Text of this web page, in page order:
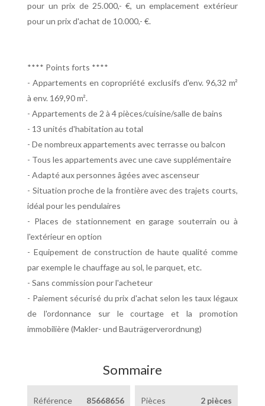
pour un prix de 25.000,- €, un emplacement extérieur
pour un prix d'achat de 10.000,- €.
**** Points forts ****
- Appartements en copropriété exclusifs d'env. 96,32 m²
à env. 169,90 m².
- Appartements de 2 à 4 pièces/cuisine/salle de bains
- 13 unités d'habitation au total
- De nombreux appartements avec terrasse ou balcon
- Tous les appartements avec une cave supplémentaire
- Adapté aux personnes âgées avec ascenseur
- Situation proche de la frontière avec des trajets courts,
idéal pour les pendulaires
- Places de stationnement en garage souterrain ou à
l'extérieur en option
- Equipement de construction de haute qualité comme
par exemple le chauffage au sol, le parquet, etc.
- Sans commission pour l'acheteur
- Paiement sécurisé du prix d'achat selon les taux légaux
de l'ordonnance sur le courtage et la promotion
immobilière (Makler- und Bauträgerverordnung)
Sommaire
Référence 85668656 Pièces 2 pièces